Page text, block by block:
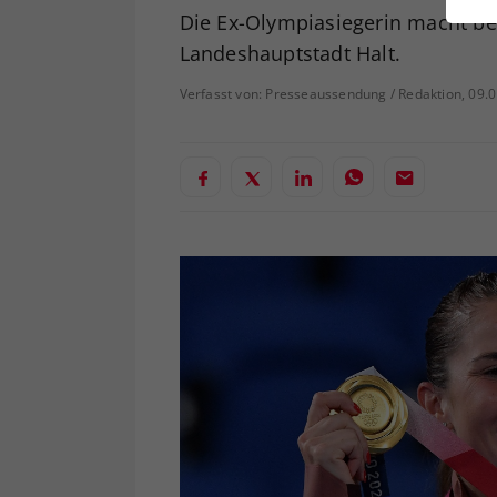
Die Ex-Olympiasiegerin macht
Landeshauptstadt Halt.
Verfasst von: Presseaussendung / Redaktion,